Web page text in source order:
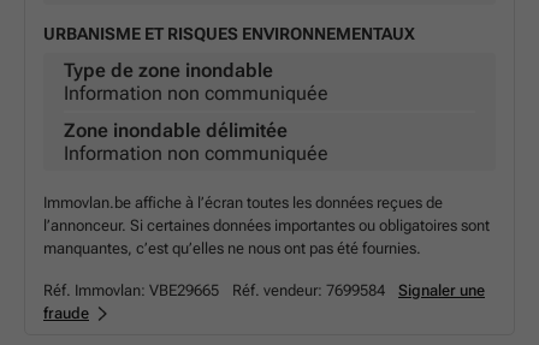
URBANISME ET RISQUES ENVIRONNEMENTAUX
Type de zone inondable
Information non communiquée
Zone inondable délimitée
Information non communiquée
Immovlan.be affiche à l’écran toutes les données reçues de
l’annonceur. Si certaines données importantes ou obligatoires sont
manquantes, c’est qu’elles ne nous ont pas été fournies.
Réf. Immovlan: VBE29665 Réf. vendeur: 7699584
Signaler une
fraude